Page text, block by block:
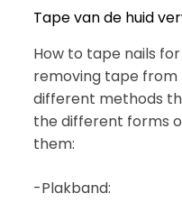
Tape van de huid
How to tape nails
removing tape from
different methods
the different forms
them:
-Plakband: